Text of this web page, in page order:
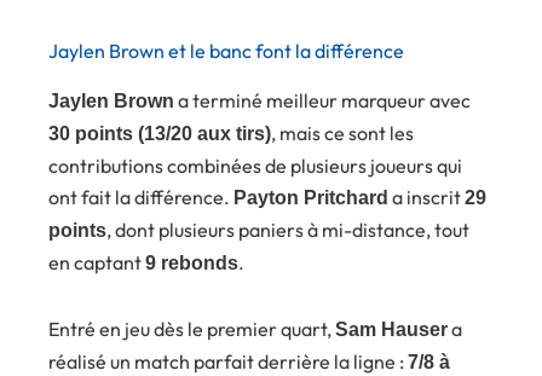
Jaylen Brown et le banc font la différence
Jaylen Brown a terminé meilleur marqueur avec
30 points (13/20 aux tirs), mais ce sont les
contributions combinées de plusieurs joueurs qui
ont fait la différence. Payton Pritchard a inscrit29
points, dont plusieurs paniers à mi-distance, tout
en captant9 rebonds.
Entré en jeu dès le premier quart,Sam Hausera
réalisé un match parfait derrière la ligne : 7/8 à